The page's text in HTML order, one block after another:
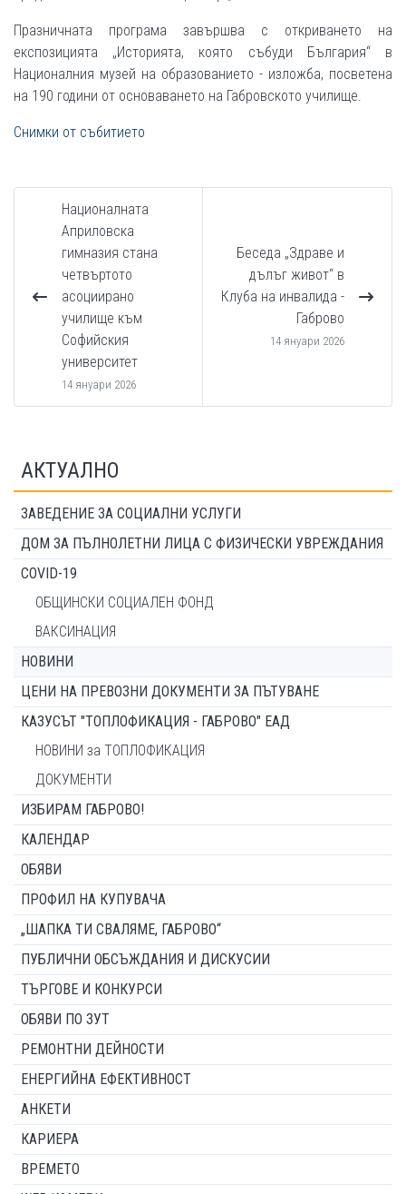
Празничната програма завършва с откриването на
експозицията „Историята, която събуди България“ в
Националния музей на образованието - изложба, посветена
на 190 години от основаването на Габровското училище.
Снимки от събитието
Националната
Априловска
гимназия стана
четвъртото
асоциирано
училище към
Софийския
университет
14 януари 2026
Беседа „Здраве и
дълъг живот“ в
Клуба на инвалида -
Габрово
14 януари 2026
АКТУАЛНО
ЗАВЕДЕНИЕ ЗА СОЦИАЛНИ УСЛУГИ
ДОМ ЗА ПЪЛНОЛЕТНИ ЛИЦА С ФИЗИЧЕСКИ УВРЕЖДАНИЯ
COVID-19
ОБЩИНСКИ СОЦИАЛЕН ФОНД
ВАКСИНАЦИЯ
НОВИНИ
ЦЕНИ НА ПРЕВОЗНИ ДОКУМЕНТИ ЗА ПЪТУВАНЕ
КАЗУСЪТ "ТОПЛОФИКАЦИЯ - ГАБРОВО" ЕАД
НОВИНИ за ТОПЛОФИКАЦИЯ
ДОКУМЕНТИ
ИЗБИРАМ ГАБРОВО!
КАЛЕНДАР
ОБЯВИ
ПРОФИЛ НА КУПУВАЧА
„ШАПКА ТИ СВАЛЯМЕ, ГАБРОВО“
ПУБЛИЧНИ ОБСЪЖДАНИЯ И ДИСКУСИИ
ТЪРГОВЕ И КОНКУРСИ
ОБЯВИ ПО ЗУТ
РЕМОНТНИ ДЕЙНОСТИ
ЕНЕРГИЙНА ЕФЕКТИВНОСТ
АНКЕТИ
КАРИЕРА
ВРЕМЕТО